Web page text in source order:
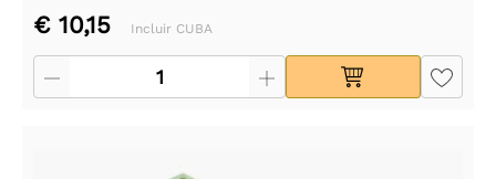
€ 10,15 Incluir CUBA